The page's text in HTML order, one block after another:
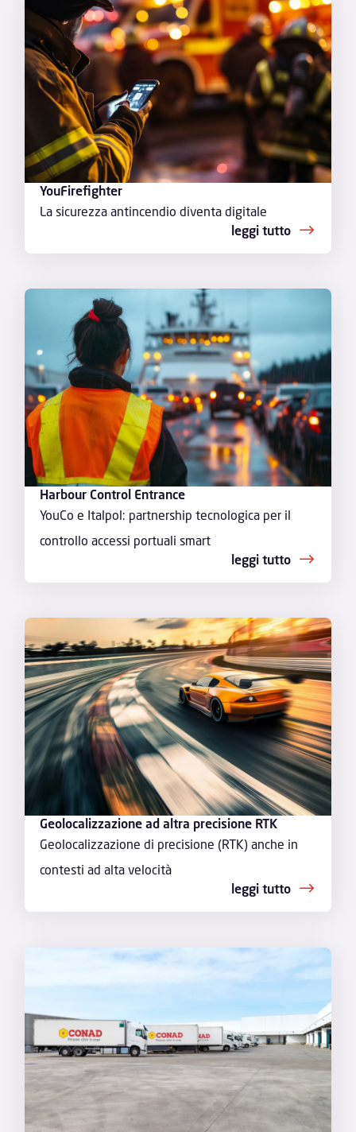
YouFirefighter
La sicurezza antincendio diventa digitale
leggi tutto
Harbour Control Entrance
YouCo e Italpol: partnership tecnologica per il
controllo accessi portuali smart
leggi tutto
Geolocalizzazione ad altra precisione RTK
Geolocalizzazione di precisione (RTK) anche in
contesti ad alta velocità
leggi tutto